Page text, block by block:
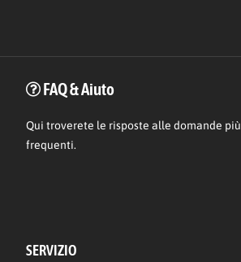
FAQ & Aiuto
Qui troverete le risposte alle domande più
frequenti.
SERVIZIO